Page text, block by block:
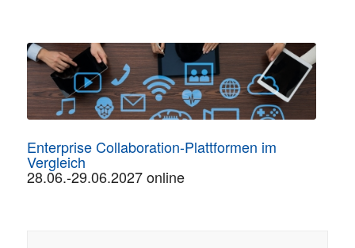
Enterprise Collaboration-Plattformen im
Vergleich
28.06.-29.06.2027 online